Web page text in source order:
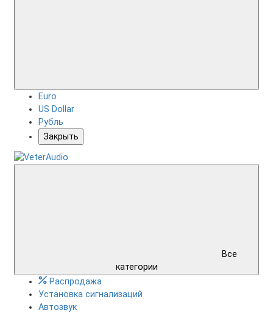
Euro
US Dollar
Рубль
Закрыть
Все
категории
Распродажа
Установка сигнализаций
Автозвук